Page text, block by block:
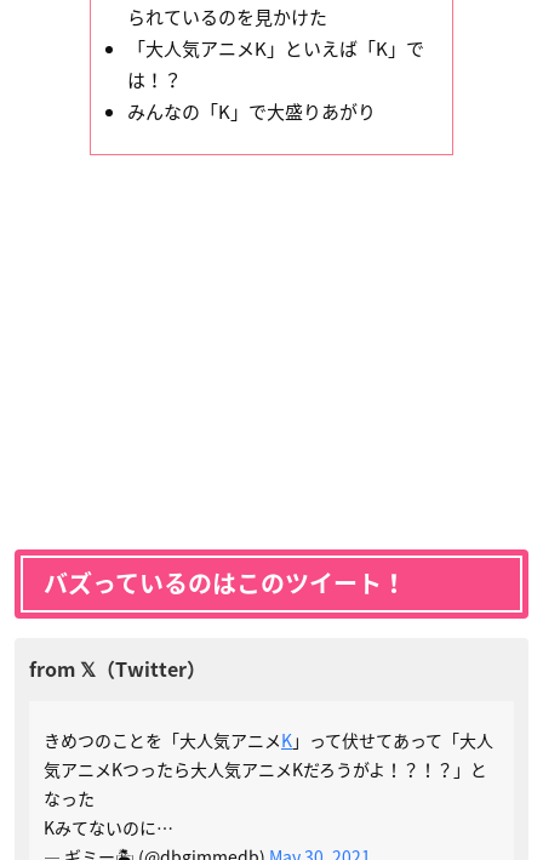
られているのを見かけた
「大人気アニメK」といえば「K」で
は！？
みんなの「K」で大盛りあがり
バズっているのはこのツイート！
きめつのことを「大人気アニメK」って伏せてあって「大人
気アニメKつったら大人気アニメKだろうがよ！？！？」と
なった
Kみてないのに…